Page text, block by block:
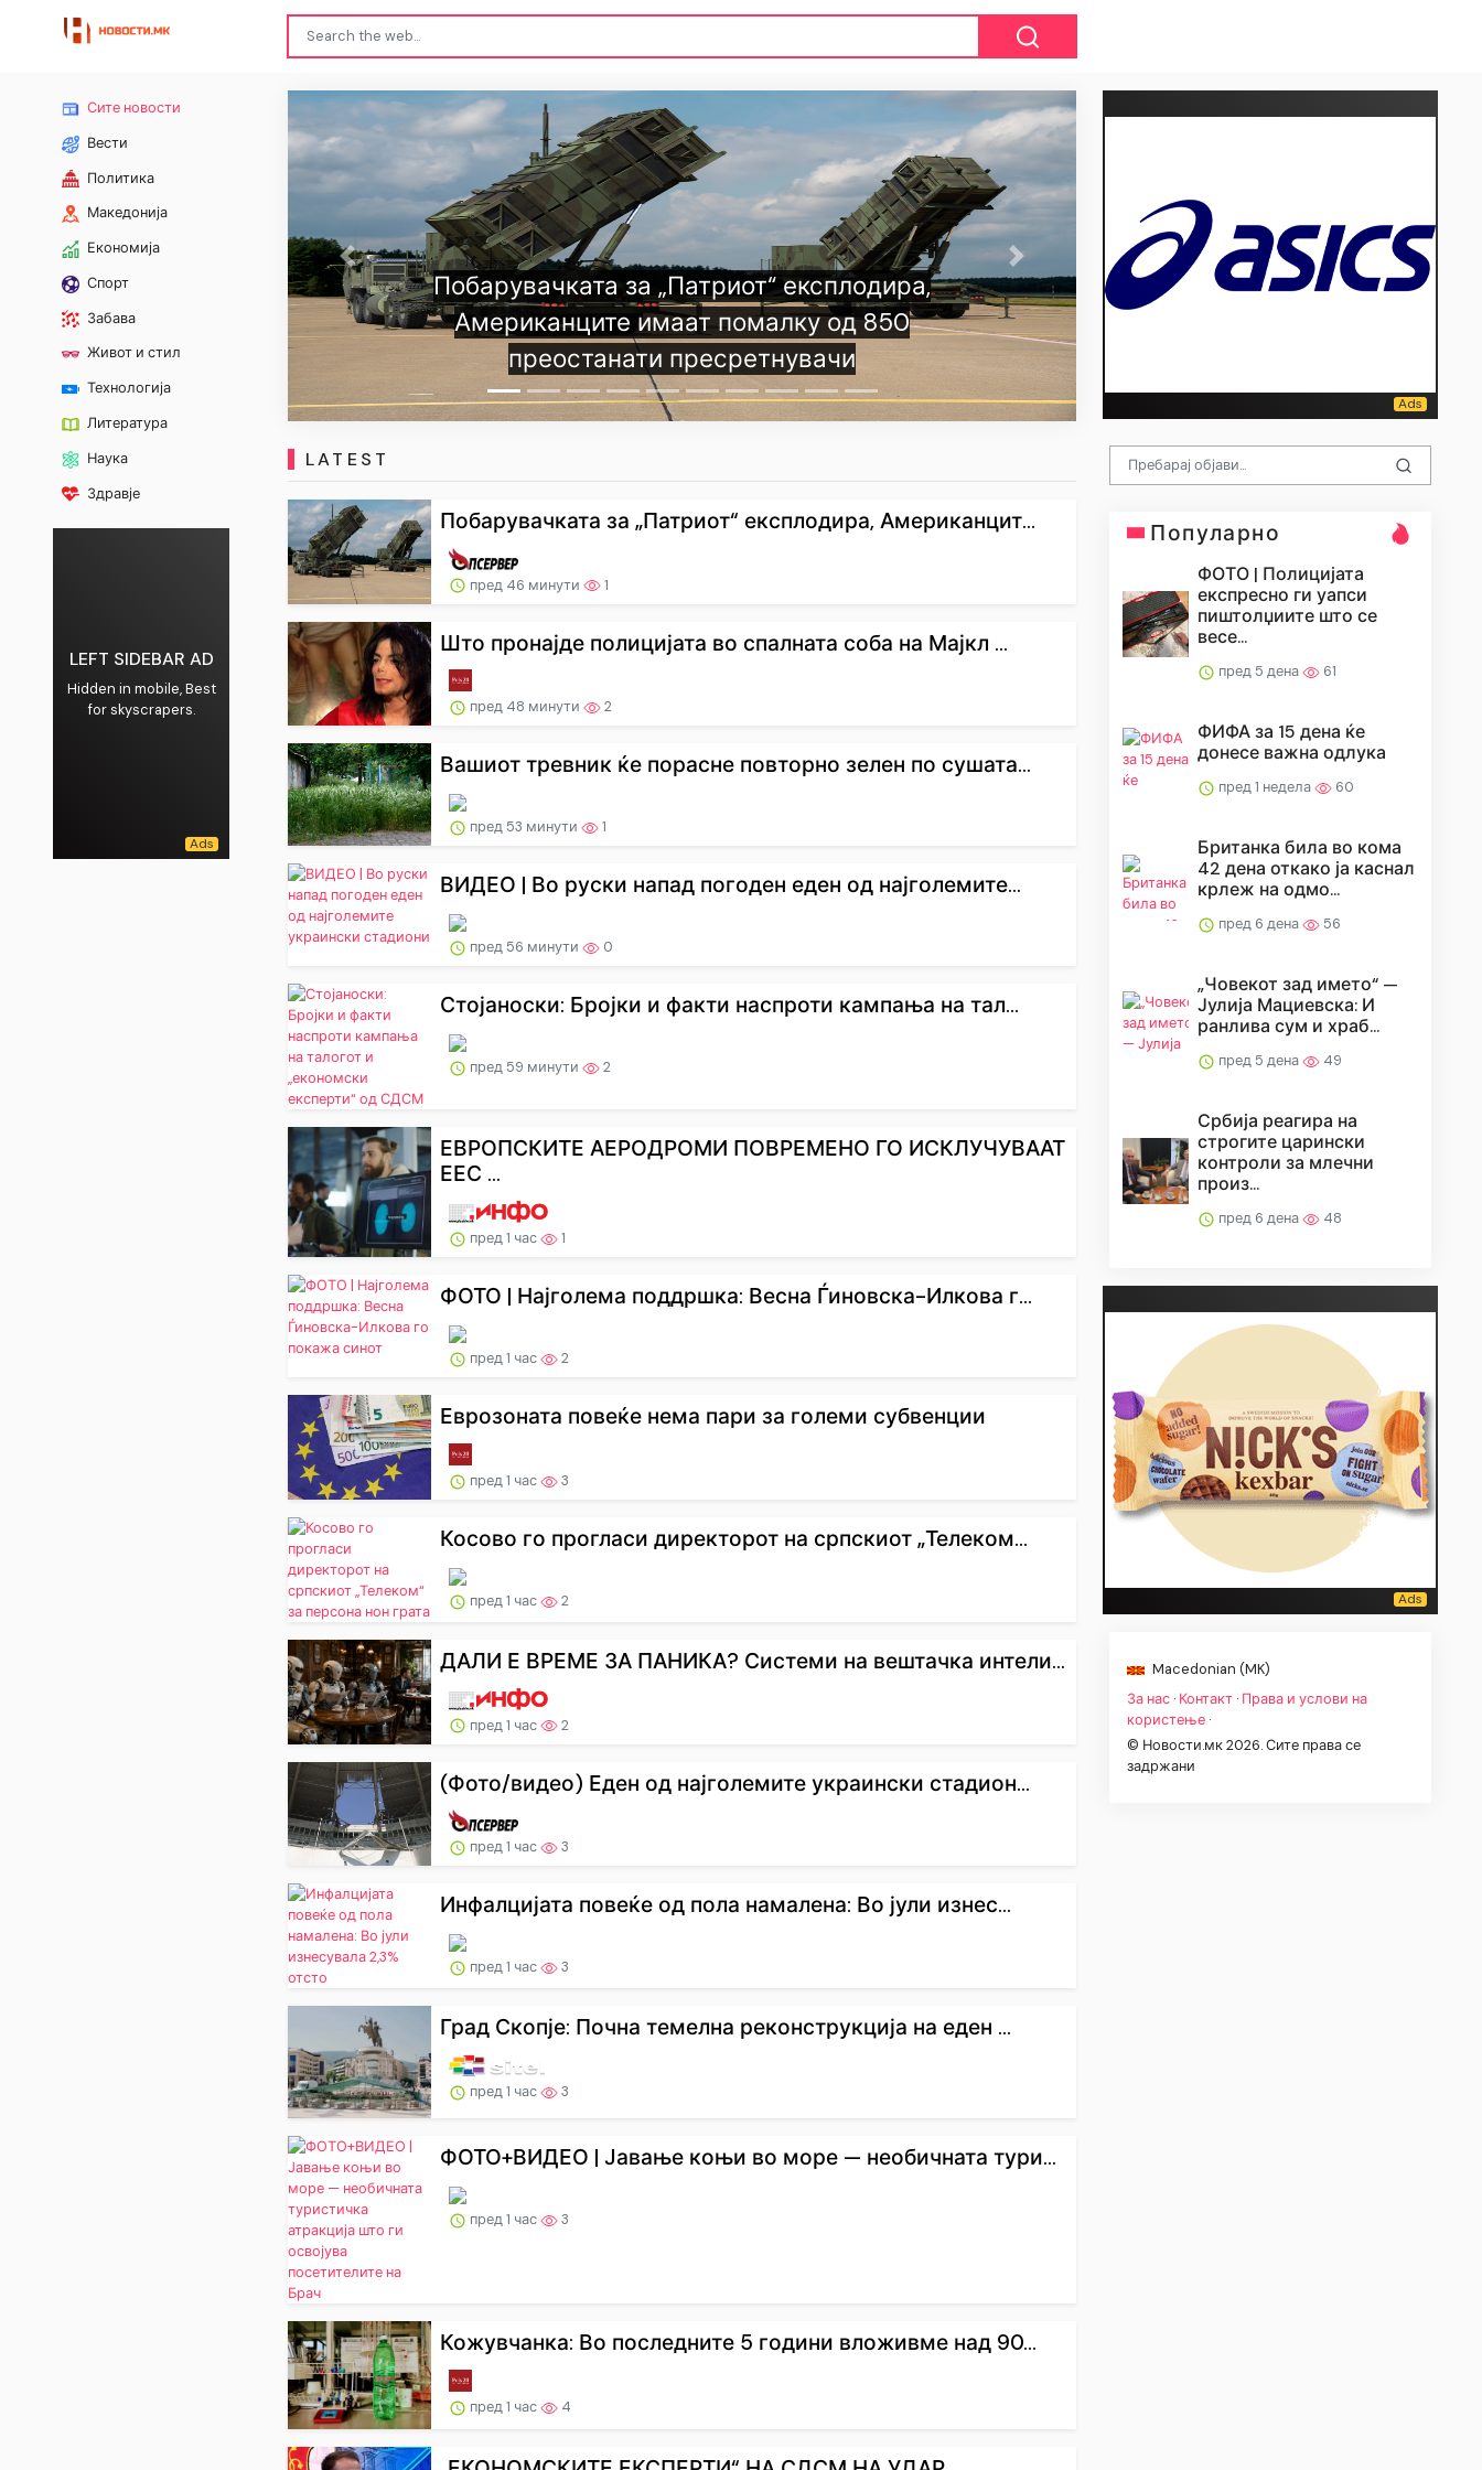
Сите новости
Вести
Политика
Македонија
Економија
Спорт
Забава
Живот и стил
Технологија
Литература
Наука
Здравје
LEFT SIDEBAR AD
Hidden in mobile, Best
for skyscrapers.
Побарувачката за „Патриот“ експлодира,
Американците имаат помалку од 850
преостанати пресретнувачи
Што пронајде полицијата во спалната
на Мајкл Џексон? Поранешниот
Previous Next
LATEST
Побарувачката за „Патриот“ експлодира, Американцит...
пред 46 минути 1
Што пронајде полицијата во спалната соба на Мајкл ...
пред 48 минути 2
Вашиот тревник ќе порасне повторно зелен по сушата...
пред 53 минути 1
ВИДЕО | Во руски напад погоден еден од најголемите...
пред 56 минути 0
Стојаноски: Бројки и факти наспроти кампања на тал...
пред 59 минути 2
ЕВРОПСКИТЕ АЕРОДРОМИ ПОВРЕМЕНО ГО ИСКЛУЧУВААТ
ЕЕС ...
пред 1 час 1
ФОТО | Најголема поддршка: Весна Ѓиновска-Илкова г...
пред 1 час 2
Еврозоната повеќе нема пари за големи субвенции
пред 1 час 3
Косово го прогласи директорот на српскиот „Телеком...
пред 1 час 2
ДАЛИ Е ВРЕМЕ ЗА ПАНИКА? Системи на вештачка интели...
пред 1 час 2
(Фото/видео) Еден од најголемите украински стадион...
пред 1 час 3
Инфалцијата повеќе од пола намалена: Во јули изнес...
пред 1 час 3
Град Скопје: Почна темелна реконструкција на еден ...
пред 1 час 3
ФОТО+ВИДЕО | Јавање коњи во море — необичната тури...
пред 1 час 3
Кожувчанка: Во последните 5 години вложивме над 90...
пред 1 час 4
Популарно
ФОТО | Полицијата
експресно ги уапси
пиштолџиите што се
весе...
пред 5 дена 61
ФИФА за 15 дена ќе
донесе важна одлука
пред 1 недела 60
Британка била во кома
42 дена откако ја каснал
крлеж на одмо...
пред 6 дена 56
„Човекот зад името“ —
Јулија Мациевска: И
ранлива сум и храб...
пред 5 дена 49
Србија реагира на
строгите царински
контроли за млечни
произ...
пред 6 дена 48
Macedonian (MK)
За нас · Контакт · Права и услови на
користење ·
© Новости.мк 2026. Сите права се
задржани